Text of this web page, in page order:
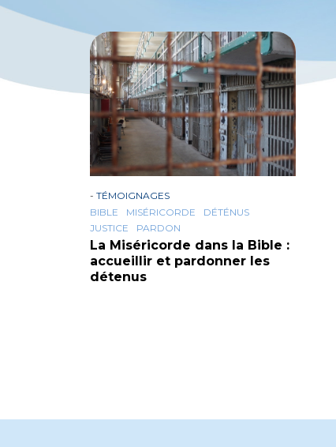
- TÉMOIGNAGES
BIBLE
MISÉRICORDE
DÉTÉNUS
JUSTICE
PARDON
La Miséricorde dans la Bible :
accueillir et pardonner les
détenus